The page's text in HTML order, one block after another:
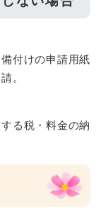
付けの申請用紙
。
る税・料金の納